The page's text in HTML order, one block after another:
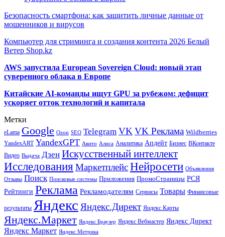
Безопасность смартфона: как защитить личные данные от
мошенников и вирусов
Компьютер для стриминга и создания контента 2026 Белый
Ветер Shop.kz
AWS запустила European Sovereign Cloud: новый этап
суверенного облака в Европе
Китайские AI-команды ищут GPU за рубежом: дефицит
ускоряет отток технологий и капитала
Метки
eLama Google Ozon SEO Telegram VK VK Реклама Wildberries
YandexART YandexGPT Авито Алиса Аналитика Апдейт Бизнес ВКонтакте
Видео Выдача Дзен Искусственный интеллект
Исследования МаркетплейсНейросети Объявления
Отзывы Поиск Поисковые системы Приложения ПромоСтраницы РСЯ
Рейтинги Реклама Рекламодателям Сервисы Товары Финансовые
результаты Яндекс Яндекс.Директ Яндекс.Карты
Яндекс.Маркет Яндекс Браузер Яндекс Вебмастер Яндекс Директ
Яндекс Маркет Яндекс Метрика